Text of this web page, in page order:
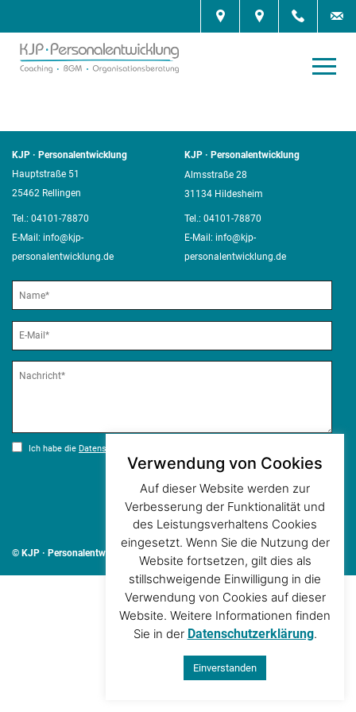
KJP · Personalentwicklung
Hauptstraße 51
25462 Rellingen
Tel.: 04101-78870
E-Mail: info@kjp-
personalentwicklung.de
KJP · Personalentwicklung
Almsstraße 28
31134 Hildesheim
Tel.: 04101-78870
E-Mail: info@kjp-
personalentwicklung.de
Ich habe die Datenschutzerklärung
© KJP · Personalentwicklung
AGB Datenschutz Impressum
Verwendung von Cookies
Auf dieser Website werden zur
Verbesserung der Funktionalität und
des Leistungsverhaltens Cookies
eingesetzt. Wenn Sie die Nutzung der
Website fortsetzen, gilt dies als
stillschweigende Einwilligung in die
Verwendung von Cookies auf dieser
Website. Weitere Informationen finden
Sie in der Datenschutzerklärung.
Einverstanden